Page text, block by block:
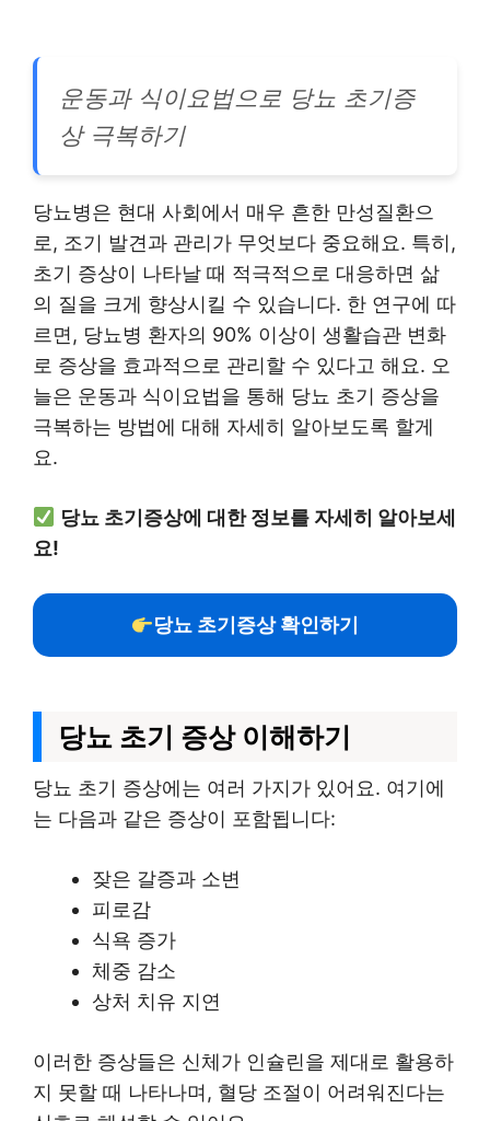
운동과 식이요법으로 당뇨 초기증
상 극복하기
당뇨병은 현대 사회에서 매우 흔한 만성질환으
로, 조기 발견과 관리가 무엇보다 중요해요. 특히,
초기 증상이 나타날 때 적극적으로 대응하면 삶
의 질을 크게 향상시킬 수 있습니다. 한 연구에 따
르면, 당뇨병 환자의 90% 이상이 생활습관 변화
로 증상을 효과적으로 관리할 수 있다고 해요. 오
늘은 운동과 식이요법을 통해 당뇨 초기 증상을
극복하는 방법에 대해 자세히 알아보도록 할게
요.
당뇨 초기증상에 대한 정보를 자세히 알아보세
요!
당뇨 초기증상 확인하기
당뇨 초기 증상 이해하기
당뇨 초기 증상에는 여러 가지가 있어요. 여기에
는 다음과 같은 증상이 포함됩니다:
잦은 갈증과 소변
피로감
식욕 증가
체중 감소
상처 치유 지연
이러한 증상들은 신체가 인슐린을 제대로 활용하
지 못할 때 나타나며, 혈당 조절이 어려워진다는